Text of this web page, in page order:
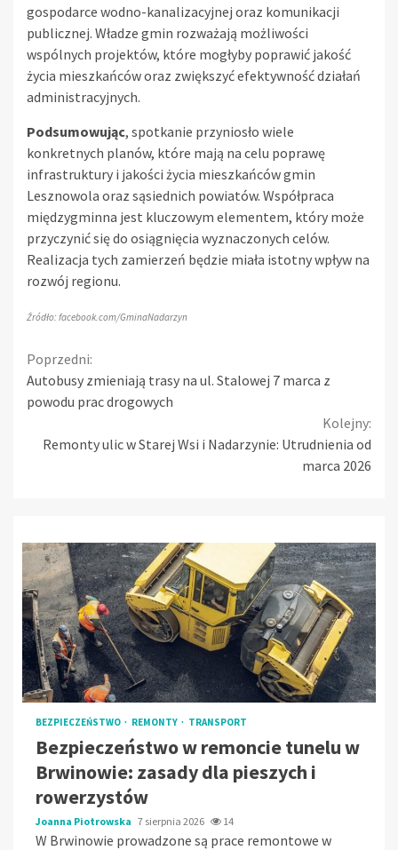
gospodarce wodno-kanalizacyjnej oraz komunikacji
publicznej. Władze gmin rozważają możliwości
wspólnych projektów, które mogłyby poprawić jakość
życia mieszkańców oraz zwiększyć efektywność działań
administracyjnych.
Podsumowując, spotkanie przyniosło wiele
konkretnych planów, które mają na celu poprawę
infrastruktury i jakości życia mieszkańców gmin
Lesznowola oraz sąsiednich powiatów. Współpraca
międzygminna jest kluczowym elementem, który może
przyczynić się do osiągnięcia wyznaczonych celów.
Realizacja tych zamierzeń będzie miała istotny wpływ na
rozwój regionu.
Źródło: facebook.com/GminaNadarzyn
Continue
Reading
Poprzedni:
Autobusy zmieniają trasy na ul. Stalowej 7 marca z
powodu prac drogowych
Kolejny:
Remonty ulic w Starej Wsi i Nadarzynie: Utrudnienia od
marca 2026
BEZPIECZEŃSTWO REMONTY TRANSPORT
Bezpieczeństwo w remoncie tunelu w
Brwinowie: zasady dla pieszych i
rowerzystów
Joanna Piotrowska 7 sierpnia 2026 14
W Brwinowie prowadzone są prace remontowe w